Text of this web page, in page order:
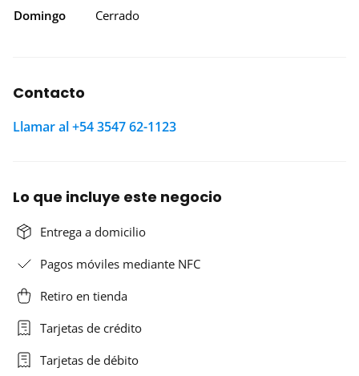
Domingo
Cerrado
Contacto
Llamar al +54 3547 62-1123
Lo que incluye este negocio
Entrega a domicilio
Pagos móviles mediante NFC
Retiro en tienda
Tarjetas de crédito
Tarjetas de débito